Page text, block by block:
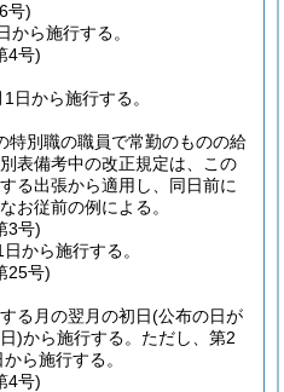
号)
から施行する。
4号)
日から施行する。
特別職の職員で常勤のものの給
表備考中の改正規定は、この
る出張から適用し、同日前に
お従前の例による。
3号)
から施行する。
25号)
る月の翌月の初日(公布の日が
)から施行する。ただし、第2
ら施行する。
4号)